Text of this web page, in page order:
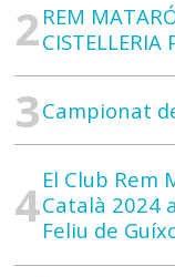
REM
CISTELLERIA
Campionat
El Club Rem
Català 2024
Feliu de